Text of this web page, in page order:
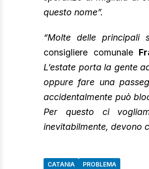
questo nome”.
“Molte delle principali
consigliere comunale
L’estate porta la gente
oppure fare una
accidentalmente può
Per questo ci
inevitabilmente, devono
CATANIA PROBLEMA